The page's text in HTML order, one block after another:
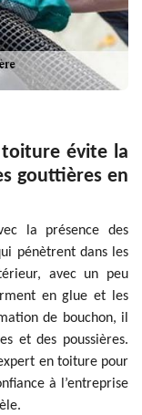
évite la
gouttières en
la présence des
pénètrent dans les
avec un peu
en glue et les
de bouchon, il
et des poussières.
en toiture pour
à l’entreprise